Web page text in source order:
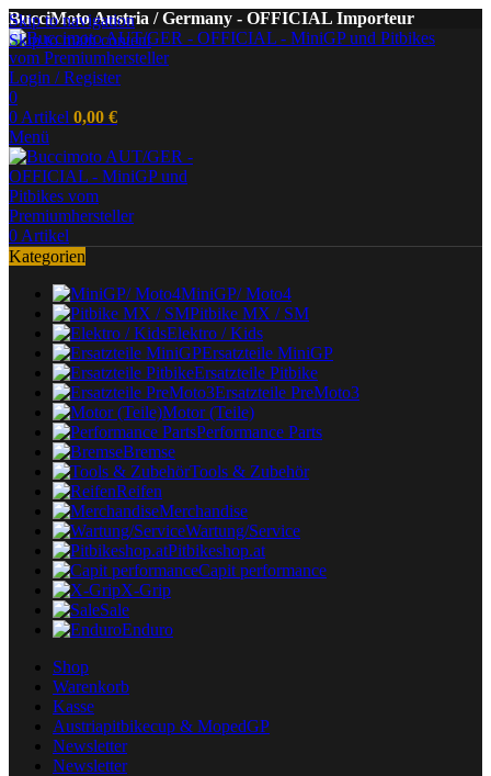
Skip to navigation
Skip to main content
BucciMoto Austria / Germany - OFFICIAL Importeur
Login / Register
0
0 Artikel 0,00 €
Menü
0 Artikel
Kategorien
MiniGP/ Moto4
Pitbike MX / SM
Elektro / Kids
Ersatzteile MiniGP
Ersatzteile Pitbike
Ersatzteile PreMoto3
Motor (Teile)
Performance Parts
Bremse
Tools & Zubehör
Reifen
Merchandise
Wartung/Service
Pitbikeshop.at
Capit performance
X-Grip
Sale
Enduro
Shop
Warenkorb
Kasse
Austriapitbikecup & MopedGP
Newsletter
Newsletter